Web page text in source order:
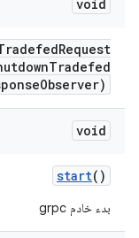
void
Request
Tradefed
Observer)
void
start()
بدء خادم grpc